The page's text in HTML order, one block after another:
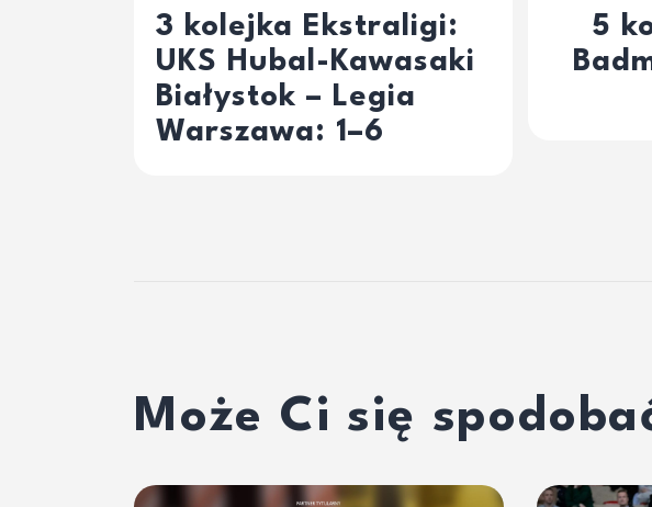
3 kolejka Ekstraligi:
UKS Hubal-Kawasaki
Białystok – Legia
Warszawa: 1–6
5
Może Ci się